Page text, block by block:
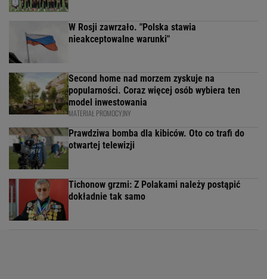
W Rosji zawrzało. "Polska stawia
nieakceptowalne warunki"
Second home nad morzem zyskuje na
popularności. Coraz więcej osób wybiera ten
model inwestowania
MATERIAŁ PROMOCYJNY
Prawdziwa bomba dla kibiców. Oto co trafi do
otwartej telewizji
Tichonow grzmi: Z Polakami należy postąpić
dokładnie tak samo